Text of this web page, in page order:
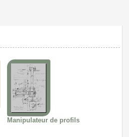
Manipulateur de profils